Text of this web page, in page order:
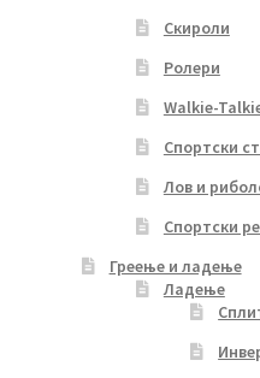
Скироли
Ролери
Walkie-
Спортски
Лов и
Спортски
Греење и ладење
Ладење